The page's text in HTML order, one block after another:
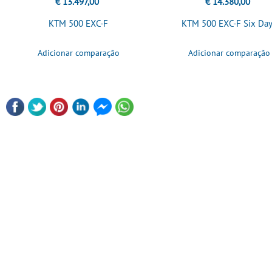
KTM 500 EXC-F
Adicionar comparação
KTM 500 EXC-F Six
Adicionar comparação